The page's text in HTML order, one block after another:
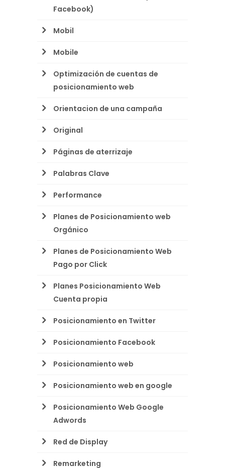
Facebook)
Mobil
Mobile
Optimización de cuentas de
posicionamiento web
Orientacion de una campaña
Original
Páginas de aterrizaje
Palabras Clave
Performance
Planes de Posicionamiento web
Orgánico
Planes de Posicionamiento Web
Pago por Click
Planes Posicionamiento Web
Cuenta propia
Posicionamiento en Twitter
Posicionamiento Facebook
Posicionamiento web
Posicionamiento web en google
Posicionamiento Web Google
Adwords
Red de Display
Remarketing